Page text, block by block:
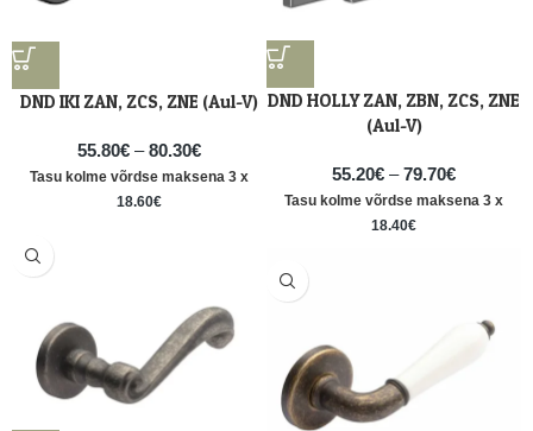
DND IKI ZAN, ZCS, ZNE (Aul-V)
55.80€ – 80.30€
Tasu kolme võrdse maksena 3 x
18.60€
DND HOLLY ZAN, ZBN, ZCS, ZNE
(Aul-V)
55.20€ – 79.70€
Tasu kolme võrdse maksena 3 x
18.40€